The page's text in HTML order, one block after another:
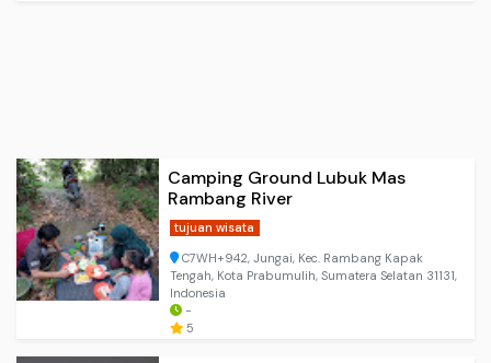
Camping Ground Lubuk Mas
Rambang River
tujuan wisata
C7WH+942, Jungai, Kec. Rambang Kapak
Tengah, Kota Prabumulih, Sumatera Selatan 31131,
Indonesia
-
5